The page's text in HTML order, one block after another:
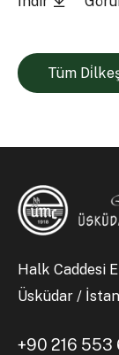
Tüm
Halk Caddesi
Üsküdar /
+90 216 553